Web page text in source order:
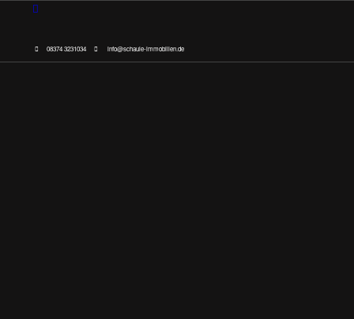
08374 3231034 info@schaule-immobilien.de